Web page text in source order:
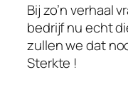
Bij zo’n verhaal
bedrijf nu echt
zullen we dat
Sterkte !